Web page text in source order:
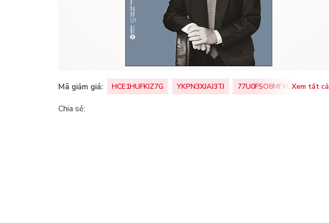
Mã giảm giá: HCE1HUFKIZ7G YKPN3XJAJ3TJ 77U0FSO8MFXU Xem tất cả
Chia sẻ: